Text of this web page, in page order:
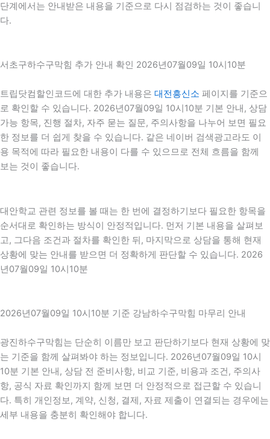
단계에서는 안내받은 내용을 기준으로 다시 점검하는 것이 좋습니
다.
서초구하수구막힘 추가 안내 확인 2026년07월09일 10시10분
트립닷컴할인코드에 대한 추가 내용은 대전흥신소 페이지를 기준으
로 확인할 수 있습니다. 2026년07월09일 10시10분 기본 안내, 상담
가능 항목, 진행 절차, 자주 묻는 질문, 주의사항을 나누어 보면 필요
한 정보를 더 쉽게 찾을 수 있습니다. 같은 네이버 검색광고라도 이
용 목적에 따라 필요한 내용이 다를 수 있으므로 전체 흐름을 함께
보는 것이 좋습니다.
대안학교 관련 정보를 볼 때는 한 번에 결정하기보다 필요한 항목을
순서대로 확인하는 방식이 안정적입니다. 먼저 기본 내용을 살펴보
고, 그다음 조건과 절차를 확인한 뒤, 마지막으로 상담을 통해 현재
상황에 맞는 안내를 받으면 더 정확하게 판단할 수 있습니다. 2026
년07월09일 10시10분
2026년07월09일 10시10분 기준 강남하수구막힘 마무리 안내
광진하수구막힘는 단순히 이름만 보고 판단하기보다 현재 상황에 맞
는 기준을 함께 살펴봐야 하는 정보입니다. 2026년07월09일 10시
10분 기본 안내, 상담 전 준비사항, 비교 기준, 비용과 조건, 주의사
항, 공식 자료 확인까지 함께 보면 더 안정적으로 접근할 수 있습니
다. 특히 개인정보, 계약, 신청, 결제, 자료 제출이 연결되는 경우에는
세부 내용을 충분히 확인해야 합니다.